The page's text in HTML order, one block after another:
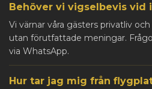
Behöver vi vigselbevis vid
Vi värnar våra gästers privatliv
utan förutfattade meningar.
via WhatsApp.
Hur tar jag mig från